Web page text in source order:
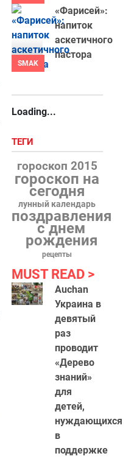
SMAK
«Фарисей»:
напиток
аскетичного
пастора
Loading...
ТЕГИ
гороскоп 2015
гороскоп на
сегодня
лунный календарь
поздравления
с днем
рождения
рецепты
MUST READ
Auchan
Украина в
девятый
раз
проводит
«Дерево
знаний»
для
детей,
нуждающихся
в
поддержке